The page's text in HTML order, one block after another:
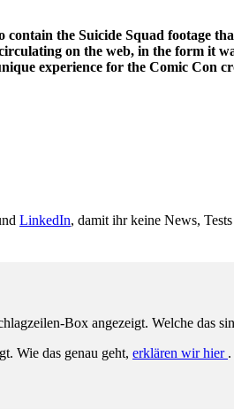
the Suicide Squad footage
on the web, in the form it
experience for the Comic Con
LinkedIn, damit ihr keine News,
Box angezeigt. Welche das
Wie das genau geht, erklären wir hier .